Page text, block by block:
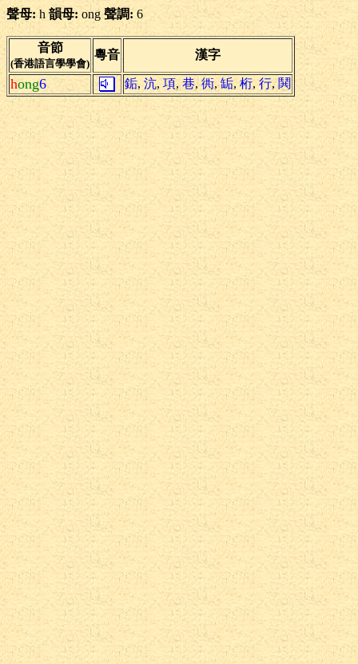
聲母: h 韻母: ong聲調: 6
音節
(香港語言學學會)
粵音 漢字
hong6 銗, 沆, 項,巷,衖,缿,桁, 行, 鬨